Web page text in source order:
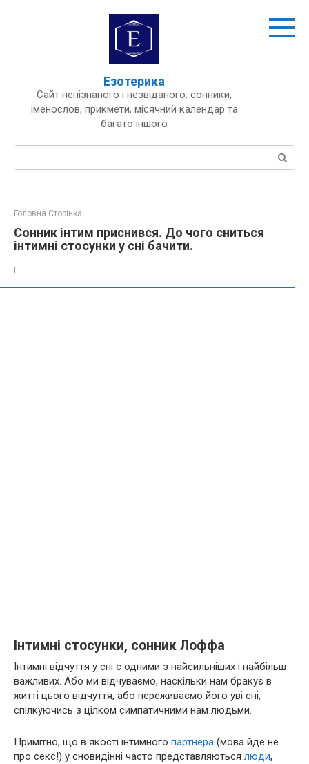
Езотерика
Сайт непізнаного і незвіданого: сонники,
іменослов, прикмети, місячний календар та
багато іншого
Пошук:
Головна Сторінка
Сонник інтим приснився. До чого сниться
інтимні стосунки у сні бачити.
І
Інтимні стосунки, сонник Лоффа
Інтимні відчуття у сні є одними з найсильніших і найбільш
важливих. Або ми відчуваємо, наскільки нам бракує в
житті цього відчуття, або переживаємо його уві сні,
спілкуючись з цілком симпатичними нам людьми.
Примітно, що в якості інтимного партнера (мова йде не
про секс!) у сновидінні часто представляються люди,